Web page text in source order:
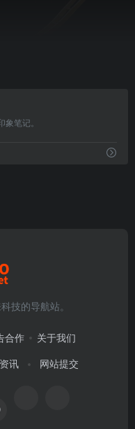
笔记。
技的导航站。
合作 关于我们
讯 网站提交